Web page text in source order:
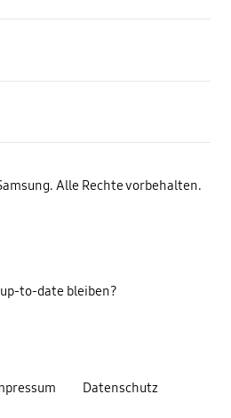
Alle Rechte vorbehalten.
Datenschutz
to-date bleiben?